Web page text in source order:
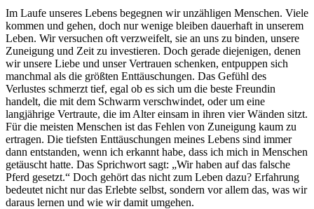
Im Laufe unseres Lebens begegnen wir unzähligen Menschen. Viele
kommen und gehen, doch nur wenige bleiben dauerhaft in unserem
Leben. Wir versuchen oft verzweifelt, sie an uns zu binden, unsere
Zuneigung und Zeit zu investieren. Doch gerade diejenigen, denen
wir unsere Liebe und unser Vertrauen schenken, entpuppen sich
manchmal als die größten Enttäuschungen. Das Gefühl des
Verlustes schmerzt tief, egal ob es sich um die beste Freundin
handelt, die mit dem Schwarm verschwindet, oder um eine
langjährige Vertraute, die im Alter einsam in ihren vier Wänden sitzt.
Für die meisten Menschen ist das Fehlen von Zuneigung kaum zu
ertragen. Die tiefsten Enttäuschungen meines Lebens sind immer
dann entstanden, wenn ich erkannt habe, dass ich mich in Menschen
getäuscht hatte. Das Sprichwort sagt: „Wir haben auf das falsche
Pferd gesetzt.“ Doch gehört das nicht zum Leben dazu? Erfahrung
bedeutet nicht nur das Erlebte selbst, sondern vor allem das, was wir
daraus lernen und wie wir damit umgehen.